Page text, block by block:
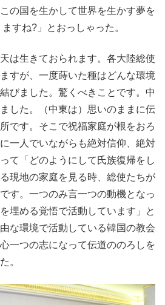
の国を生かして世界を生かす夢を
すね?」とおっしゃった。
は生きておられます。各大陸総使
すが、一度蒔いた種はどんな環境
びました。驚くべきことです。中
した。（中東は）思いのままに伝
です。そこで祝福家庭が根をおろ
一人でいながらも絶対信仰、絶対
て「どのようにして氏族復帰をし
現地の家庭を見る時、総使たちが
す。一つのみ言一つの動機となっ
埋める覚悟で活動しています」と
な環境で活動している韓国の教会
一つの志になって伝道ののろしを
。